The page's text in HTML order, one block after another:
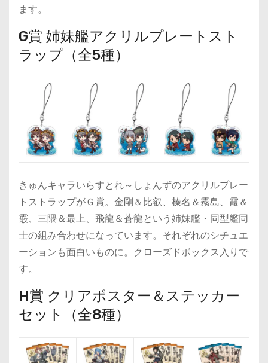
ます。
G賞 姉妹艦アクリルプレートスト
ラップ（全5種）
きゅんキャラいらすとれ～しょんずのアクリルプレー
トストラップがＧ賞。金剛＆比叡、榛名＆霧島、霞＆
霰、三隈＆最上、飛龍＆蒼龍という姉妹艦・同型艦同
士の組み合わせになっています。それぞれのシチュエ
ーションも面白いものに。クローズドボックス入りで
す。
H賞 クリアポスター＆ステッカー
セット（全8種）